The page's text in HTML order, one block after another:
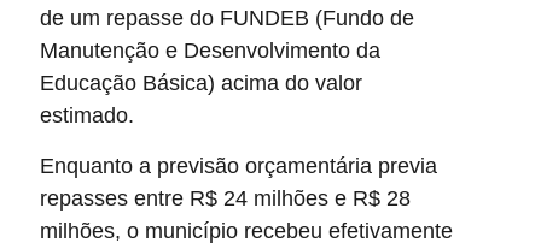
de um repasse do FUNDEB (Fundo de
Manutenção e Desenvolvimento da
Educação Básica) acima do valor
estimado.
Enquanto a previsão orçamentária previa
repasses entre R$ 24 milhões e R$ 28
milhões, o município recebeu efetivamente